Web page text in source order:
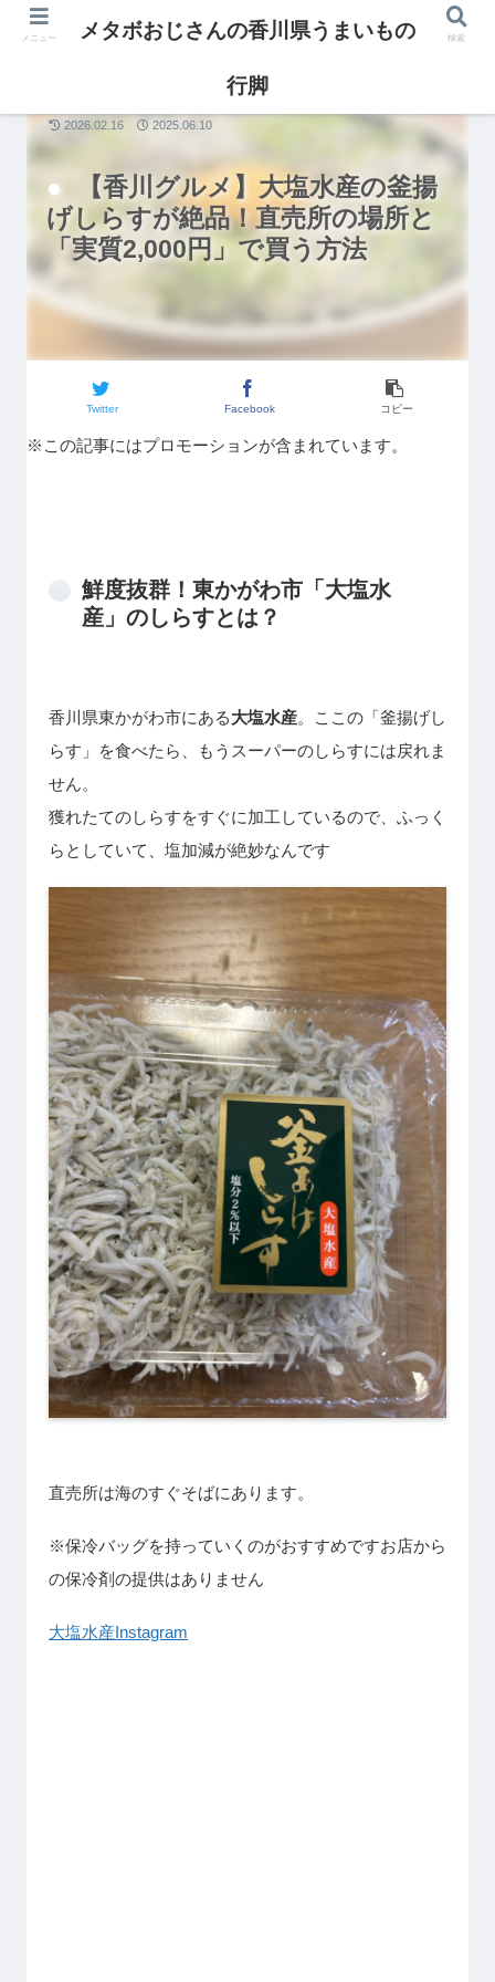
【香川グルメ】大塩水産の釜揚
げしらすが絶品！直売所の場所と
「実質2,000円」で買う方法
Twitter Facebook コピー
2026.02.16 2025.06.10
※この記事にはプロモーションが含まれています。
鮮度抜群！東かがわ市「大塩水
産」のしらすとは？
香川県東かがわ市にある大塩水産。ここの「釜揚げし
らす」を食べたら、もうスーパーのしらすには戻れま
せん。
獲れたてのしらすをすぐに加工しているので、ふっく
らとしていて、塩加減が絶妙なんです
直売所は海のすぐそばにあります。
※保冷バッグを持っていくのがおすすめですお店から
の保冷剤の提供はありません
大塩水産Instagram
メニュー メタボおじさんの香川県うまいもの
行脚
検索